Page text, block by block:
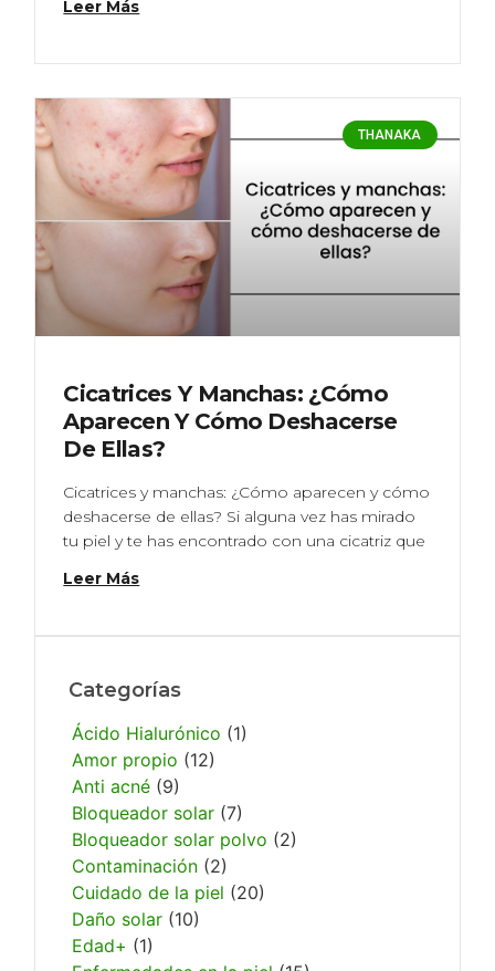
Leer Más
THANAKA
Cicatrices Y Manchas: ¿Cómo
Aparecen Y Cómo Deshacerse
De Ellas?
Cicatrices y manchas: ¿Cómo aparecen y cómo
deshacerse de ellas? Si alguna vez has mirado
tu piel y te has encontrado con una cicatriz que
Leer Más
Categorías
Ácido Hialurónico (1)
Amor propio (12)
Anti acné (9)
Bloqueador solar (7)
Bloqueador solar polvo (2)
Contaminación (2)
Cuidado de la piel (20)
Daño solar (10)
Edad+ (1)